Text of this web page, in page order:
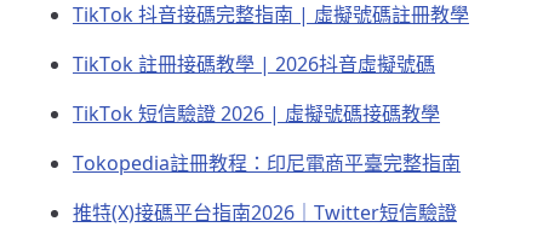
TikTok 抖音接碼完整指南 | 虛擬號碼註冊教學
TikTok 註冊接碼教學 | 2026抖音虛擬號碼
TikTok 短信驗證 2026 | 虛擬號碼接碼教學
Tokopedia註冊教程：印尼電商平臺完整指南
推特(X)接碼平台指南2026｜Twitter短信驗證